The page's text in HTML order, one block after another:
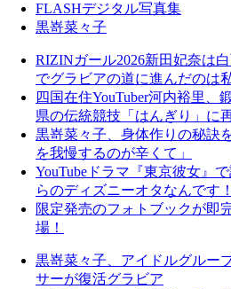
FLASHデジタル写真集
黒嵜菜々子
RIZINガール2026新田妃奈は
でグラビアの道に進んだのは
四国在住YouTuber河内裕里、
県の伝統競技「はんぎり」に
黒嵜菜々子、身体作りの秘訣
を我慢するのが辛くて」
YouTubeドラマ『東京彼女』
らのディズニーオタなんです！
限定発売のフォトブックが即
場！
黒嵜菜々子、アイドルグルー
サーが復活グラビア